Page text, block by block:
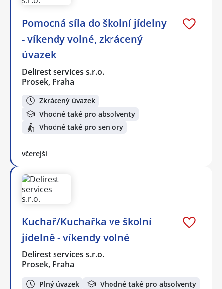
Pomocná síla do školní jídelny
- víkendy volné, zkrácený
úvazek
Delirest services s.r.o.
Prosek, Praha
Zkrácený úvazek
Vhodné také pro absolventy
Vhodné také pro seniory
včerejší
Kuchař/Kuchařka ve školní
jídelně - víkendy volné
Delirest services s.r.o.
Prosek, Praha
Plný úvazek
Vhodné také pro absolventy